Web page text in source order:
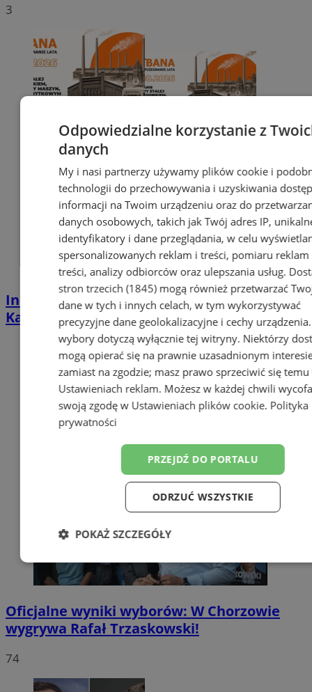
3
Industrialna podróż przez Chorzów i
Katowice. Nadchodzi HUTBANA 2026
Oficjalne wyniki wyborów: W Chorzowie
wygrywa Rafał Trzaskowski!
74
Odpowiedzialne korzystanie z
danych
My i nasi partnerzy używamy plików cookie i
technologii do przechowywania i uzyskiwania
informacji na Twoim urządzeniu oraz do
danych osobowych, takich jak Twój adres IP,
identyfikatory i dane przeglądania, w celu
spersonalizowanych reklam i treści, pomiaru reklam
treści, analizy odbiorców oraz ulepszania usług.
stron trzecich (1845)mogą również przetwarzać
dane w tych i innych celach, w tym wykorzystywać
precyzyjne dane geolokalizacyjne i cechy
wybory dotyczą wyłącznie tej witryny. Niektórzy
mogą opierać się na prawnie uzasadnionym
zamiast na zgodzie; masz prawo sprzeciwić się temu
Ustawieniach reklam. Możesz w każdej chwili
swoją zgodę w Ustawieniach plików cookie. Polityka
prywatności
PRZEJDŹ DO PORTALU
ODRZUĆ WSZYSTKIE
POKAŻ SZCZEGÓŁY
Niezbędne Wydajność
Funkcjonalność